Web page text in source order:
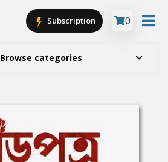
Browse categories
Subscription 0